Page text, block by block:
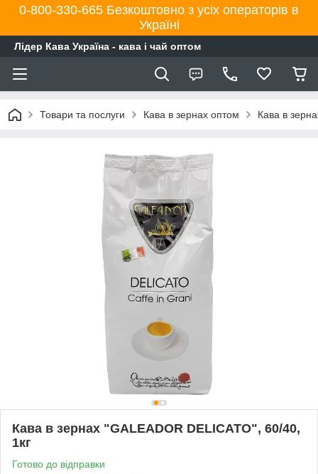
0-800-330-665 Безкоштовно з усіх операторів в
Україні
Лідер Кава Україна - кава і чай оптом
Товари та послуги Кава в зернах оптом Кава в
Кава в зернах "GALEADOR DELICATO", 60/40,
1кг
Готово до відправки